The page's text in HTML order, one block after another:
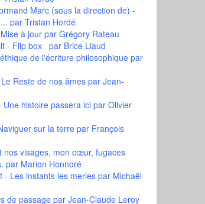
Marc (sous la direction de) -
par Tristan Hordé
à jourpar Grégory Rateau
- Flip box par Brice Liaud
de l'écriture philosophiquepar
Reste de nos âmespar Jean-
Une histoire passera icipar Olivier
sur la terrepar François
nos visages, mon cœur, fugaces
par Marion Honnoré
- Les instants les merlespar Michaël
de passagepar Jean-Claude Leroy